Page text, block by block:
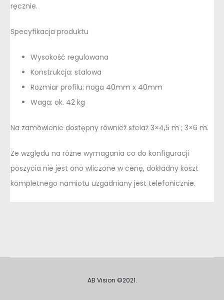
ręcznie.
Specyfikacja produktu
Wysokość regulowana
Konstrukcja: stalowa
Rozmiar profilu: noga 40mm x 40mm
Waga: ok. 42 kg
Na zamówienie dostępny również stelaż 3×4,5 m ; 3×6 m.
Ze względu na różne wymagania co do konfiguracji
poszycia nie jest ono wliczone w cenę, dokładny koszt
kompletnego namiotu uzgadniany jest telefonicznie.
AB Vision ©2021.